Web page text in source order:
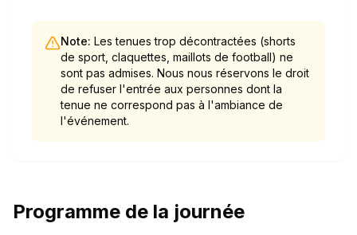
Note: Les tenues trop décontractées (shorts
de sport, claquettes, maillots de football) ne
sont pas admises. Nous nous réservons le droit
de refuser l'entrée aux personnes dont la
tenue ne correspond pas à l'ambiance de
l'événement.
Programme de la journée